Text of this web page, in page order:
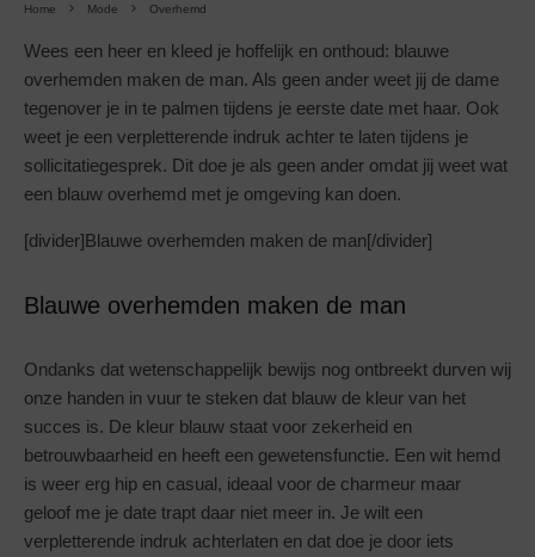
Home Mode Overhemd
Wees een heer en kleed je hoffelijk en onthoud: blauwe
overhemden maken de man. Als geen ander weet jij de dame
tegenover je in te palmen tijdens je eerste date met haar. Ook
weet je een verpletterende indruk achter te laten tijdens je
sollicitatiegesprek. Dit doe je als geen ander omdat jij weet wat
een blauw overhemd met je omgeving kan doen.
[divider]Blauwe overhemden maken de man[/divider]
Blauwe overhemden maken de man
Ondanks dat wetenschappelijk bewijs nog ontbreekt durven wij
onze handen in vuur te steken dat blauw de kleur van het
succes is. De kleur blauw staat voor zekerheid en
betrouwbaarheid en heeft een gewetensfunctie. Een wit hemd
is weer erg hip en casual, ideaal voor de charmeur maar
geloof me je date trapt daar niet meer in. Je wilt een
verpletterende indruk achterlaten en dat doe je door iets